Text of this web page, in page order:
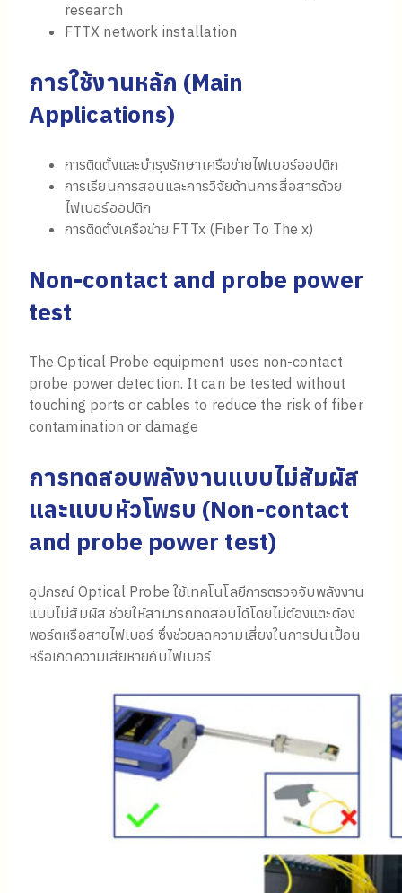
research
FTTX network installation
การใช้งานหลัก (Main
Applications)
การติดตั้งและบำรุงรักษาเครือข่ายไฟเบอร์ออปติก
การเรียนการสอนและการวิจัยด้านการสื่อสารด้วย
ไฟเบอร์ออปติก
การติดตั้งเครือข่าย FTTx (Fiber To The x)
Non-contact and probe power
test
The Optical Probe equipment uses non-contact
probe power detection. It can be tested without
touching ports or cables to reduce the risk of fiber
contamination or damage
การทดสอบพลังงานแบบไม่สัมผัส
และแบบหัวโพรบ (Non-contact
and probe power test)
อุปกรณ์ Optical Probe ใช้เทคโนโลยีการตรวจจับพลังงาน
แบบไม่สัมผัส ช่วยให้สามารถทดสอบได้โดยไม่ต้องแตะต้อง
พอร์ตหรือสายไฟเบอร์ ซึ่งช่วยลดความเสี่ยงในการปนเปื้อน
หรือเกิดความเสียหายกับไฟเบอร์